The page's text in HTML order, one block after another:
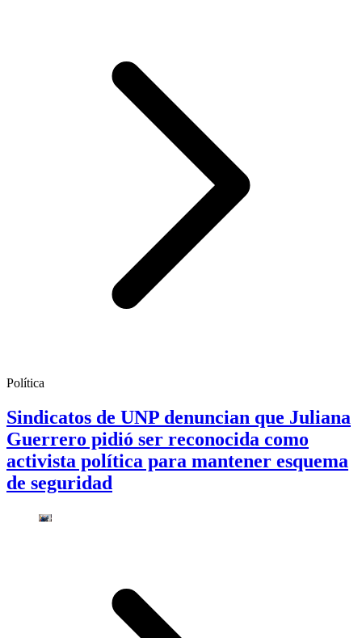
Política
Sindicatos de UNP denuncian que Juliana
Guerrero pidió ser reconocida como
activista política para mantener esquema
de seguridad